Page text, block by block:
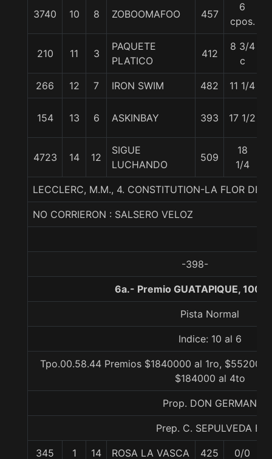
3740 10 8 ZOBOOMAFOO 457
6
cpos.
210 11 3
PAQUETE
PLATICO
412
8 3/4
c
266 12 7 IRON SWIM 482 11 1/4
154 13 6 ASKINBAY 393 17 1/2
4723 14 12
SIGUE
LUCHANDO
509
18
1/4
LECCLERC, M.M., 4. CONSTITUTION-LA FLOR DE
NO CORRIERON : SALSERO VELOZ
-398-
6a.- Premio GUATAPIQUE,
Pista Normal
Indice: 10 al 6
Tpo.00.58.44 Premios $1840000 al 1ro,
$184000 al 4to
Prop. DON GERMAN
Prep. C. SEPULVEDA B.
345 1 14 ROSA LA VASCA 425 0/0